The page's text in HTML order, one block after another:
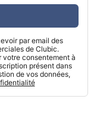
par email des
de Clubic.
votre consentement à
présent dans
de vos données,